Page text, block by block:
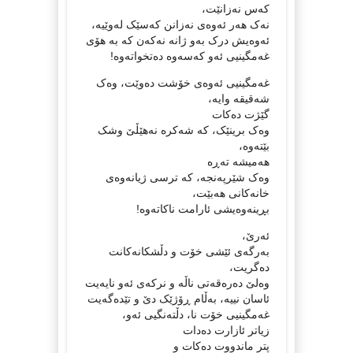
کەس نەزانێت،
نەک هەر ئەوەی نەزانن کەسێک لەوێیە،
ئەوەیش درک بەو ژانە نەکەن کە بە هۆی
غەمگینیی ئەو کەسەوە دەتخواتەوە!
‏‎غەمگینیی ئەوەی خۆشت دەوێت، وەک
شەقیقە وایە،
گێژت دەکات
وەک برینێک، کە شەکرە نەهێڵێ وشک
بێتەوە،
هەمیشە تەڕە
وەک شێرپەنجە، کە ترسی ژیانەوەی
خانەکانی هەبێت،
بڕینەوەیشی ئارامت ناکاتەوە!
ئەرێ،
بەرگەی ئێشی خۆت و دڵشکانەکانت
دەگریت،
وەلێ دەرەقەتی ناڵە و نرکەی ئەو نایەیت
ئاسان نییە، بەڵام ڕۆژێک دێ و تێدەگەیت
غەمگینیی خۆت نا، دڵتەنگیی ئەو،
زیاتر ئازارت دەدات
پتر ماندووت دەکات و